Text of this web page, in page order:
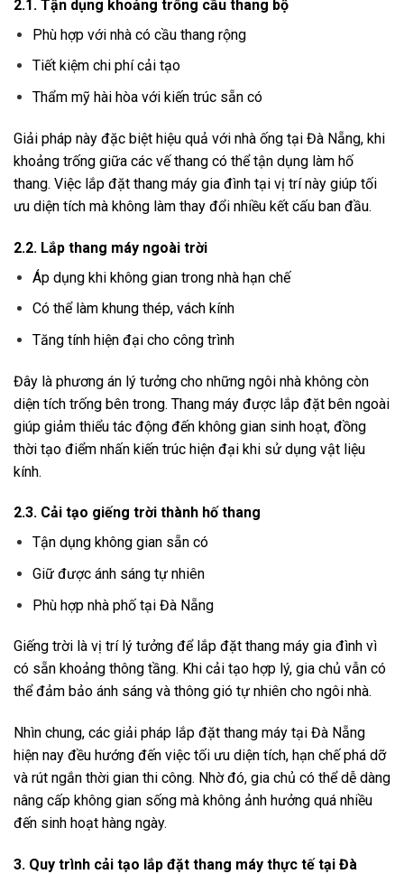
2.1. Tận dụng khoảng trống cầu thang bộ
Phù hợp với nhà có cầu thang rộng
Tiết kiệm chi phí cải tạo
Thẩm mỹ hài hòa với kiến trúc sẵn có
Giải pháp này đặc biệt hiệu quả với nhà ống tại Đà Nẵng, khi
khoảng trống giữa các vế thang có thể tận dụng làm hố
thang. Việc lắp đặt thang máy gia đình tại vị trí này giúp tối
ưu diện tích mà không làm thay đổi nhiều kết cấu ban đầu.
2.2. Lắp thang máy ngoài trời
Áp dụng khi không gian trong nhà hạn chế
Có thể làm khung thép, vách kính
Tăng tính hiện đại cho công trình
Đây là phương án lý tưởng cho những ngôi nhà không còn
diện tích trống bên trong. Thang máy được lắp đặt bên ngoài
giúp giảm thiểu tác động đến không gian sinh hoạt, đồng
thời tạo điểm nhấn kiến trúc hiện đại khi sử dụng vật liệu
kính.
2.3. Cải tạo giếng trời thành hố thang
Tận dụng không gian sẵn có
Giữ được ánh sáng tự nhiên
Phù hợp nhà phố tại Đà Nẵng
Giếng trời là vị trí lý tưởng để lắp đặt thang máy gia đình vì
có sẵn khoảng thông tầng. Khi cải tạo hợp lý, gia chủ vẫn có
thể đảm bảo ánh sáng và thông gió tự nhiên cho ngôi nhà.
Nhìn chung, các giải pháp lắp đặt thang máy tại Đà Nẵng
hiện nay đều hướng đến việc tối ưu diện tích, hạn chế phá dỡ
và rút ngắn thời gian thi công. Nhờ đó, gia chủ có thể dễ dàng
nâng cấp không gian sống mà không ảnh hưởng quá nhiều
đến sinh hoạt hàng ngày.
3. Quy trình cải tạo lắp đặt thang máy thực tế tại Đà